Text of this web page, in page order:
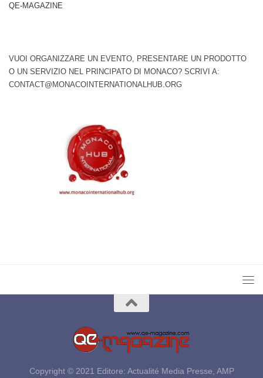
QE-MAGAZINE
VUOI ORGANIZZARE UN EVENTO, PRESENTARE UN PRODOTTO
O UN SERVIZIO NEL PRINCIPATO DI MONACO? SCRIVI A:
CONTACT@MONACOINTERNATIONALHUB.ORG
Copyright © 2021 Editore: Actualité Media Presse, AMP